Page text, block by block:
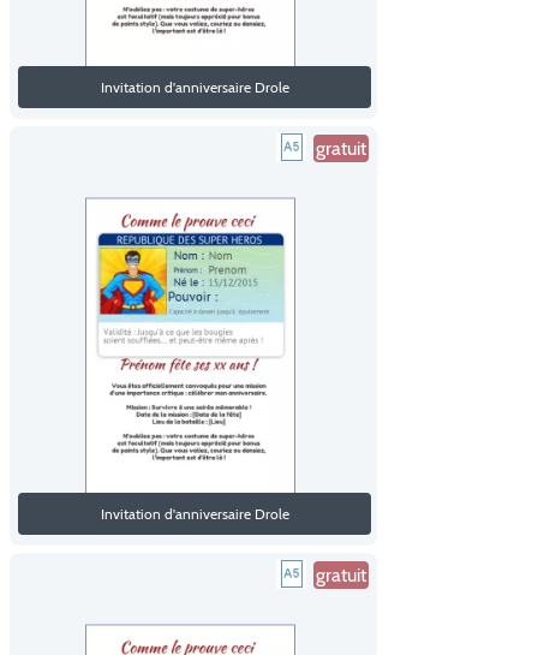
Invitation d'anniversaire Drole
gratuit
Invitation d'anniversaire Drole
gratuit